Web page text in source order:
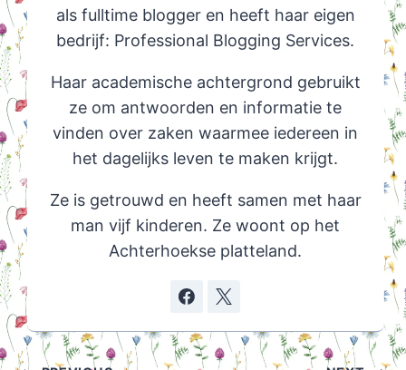
als fulltime blogger en heeft haar eigen
bedrijf: Professional Blogging Services.
Haar academische achtergrond gebruikt
ze om antwoorden en informatie te
vinden over zaken waarmee iedereen in
het dagelijks leven te maken krijgt.
Ze is getrouwd en heeft samen met haar
man vijf kinderen. Ze woont op het
Achterhoekse platteland.